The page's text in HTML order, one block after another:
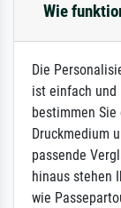
Wie
Die
ist einfach und
bestimmen
Druckmedium
passende
hinaus stehen
wie